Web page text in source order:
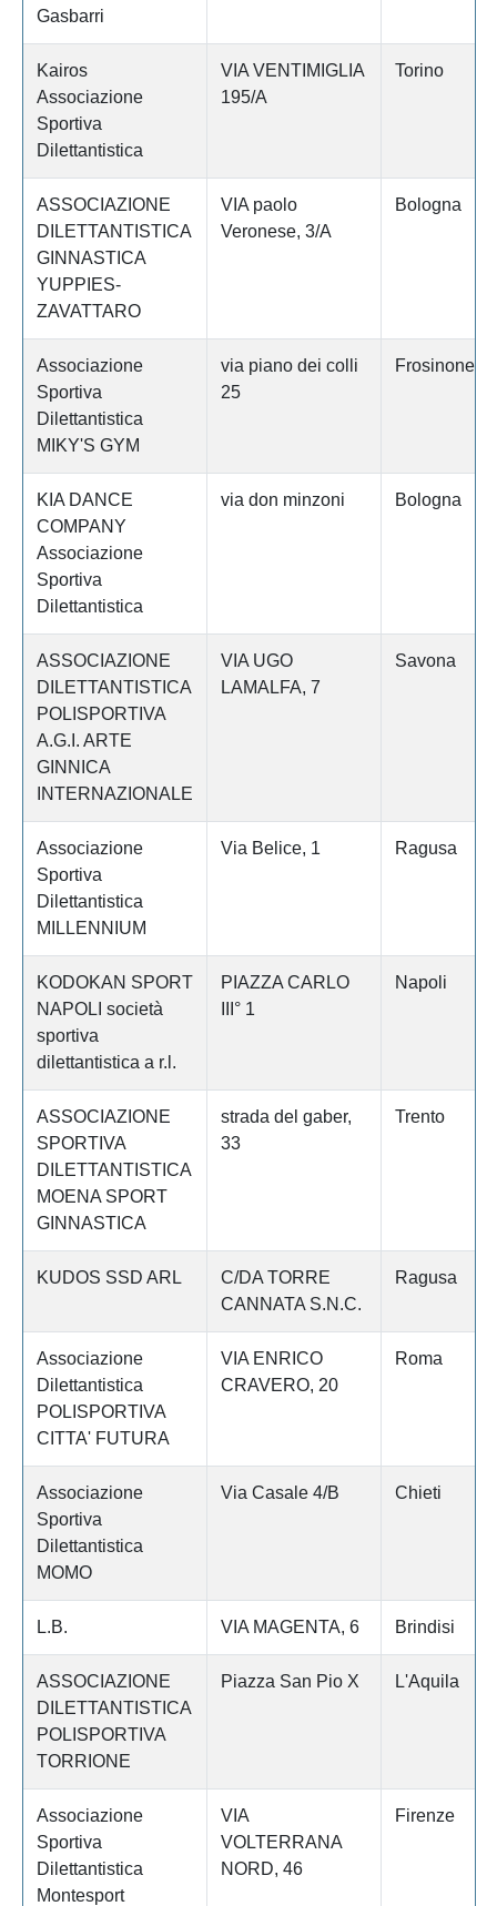
Gasbarri
Kairos
Associazione
Sportiva
Dilettantistica
VIA VENTIMIGLIA
195/A
Torino
ASSOCIAZIONE
DILETTANTISTICA
GINNASTICA
YUPPIES-
ZAVATTARO
VIA paolo
Veronese, 3/A
Bologna
Associazione
Sportiva
Dilettantistica
MIKY'S GYM
via piano dei colli
25
Frosinone
KIA DANCE
COMPANY
Associazione
Sportiva
Dilettantistica
via don minzoni Bologna
ASSOCIAZIONE
DILETTANTISTICA
POLISPORTIVA
A.G.I. ARTE
GINNICA
INTERNAZIONALE
VIA UGO
LAMALFA, 7
Savona
Associazione
Sportiva
Dilettantistica
MILLENNIUM
Via Belice, 1 Ragusa
KODOKAN SPORT
NAPOLI società
sportiva
dilettantistica a r.l.
PIAZZA CARLO
III° 1
Napoli
ASSOCIAZIONE
SPORTIVA
DILETTANTISTICA
MOENA SPORT
GINNASTICA
strada del gaber,
33
Trento
KUDOS SSD ARL
C/DA TORRE
CANNATA S.N.C.
Ragusa
Associazione
Dilettantistica
POLISPORTIVA
CITTA' FUTURA
VIA ENRICO
CRAVERO, 20
Roma
Associazione
Sportiva
Dilettantistica
MOMO
Via Casale 4/B Chieti
L.B. VIA MAGENTA, 6 Brindisi
ASSOCIAZIONE
DILETTANTISTICA
POLISPORTIVA
TORRIONE
Piazza San Pio X L'Aquila
Associazione
Sportiva
Dilettantistica
Montesport
VIA
VOLTERRANA
NORD, 46
Firenze